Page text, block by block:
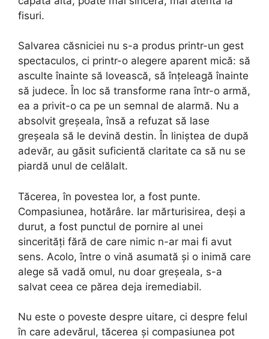
fisuri.
Salvarea căsniciei nu s-a produs printr-un gest
spectaculos, ci printr-o alegere aparent mică: să
asculte înainte să lovească, să înțeleagă înainte
să judece. În loc să transforme rana într-o armă,
ea a privit-o ca pe un semnal de alarmă. Nu a
absolvit greșeala, însă a refuzat să lase
greșeala să le devină destin. În liniștea de după
adevăr, au găsit suficientă claritate ca să nu se
piardă unul de celălalt.
Tăcerea, în povestea lor, a fost punte.
Compasiunea, hotărâre. Iar mărturisirea, deși a
durut, a fost punctul de pornire al unei
sincerități fără de care nimic n-ar mai fi avut
sens. Acolo, între o vină asumată și o inimă care
alege să vadă omul, nu doar greșeala, s-a
salvat ceea ce părea deja iremediabil.
Nu este o poveste despre uitare, ci despre felul
în care adevărul, tăcerea și compasiunea pot